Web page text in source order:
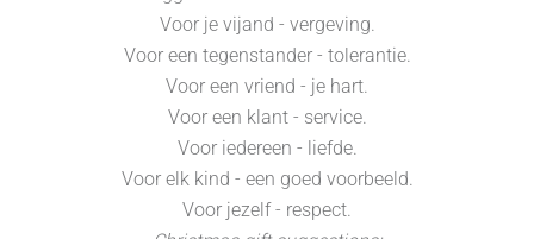
Voor je vijand - vergeving.
Voor een tegenstander - tolerantie.
Voor een vriend - je hart.
Voor een klant - service.
Voor iedereen - liefde.
Voor elk kind - een goed voorbeeld.
Voor jezelf - respect.